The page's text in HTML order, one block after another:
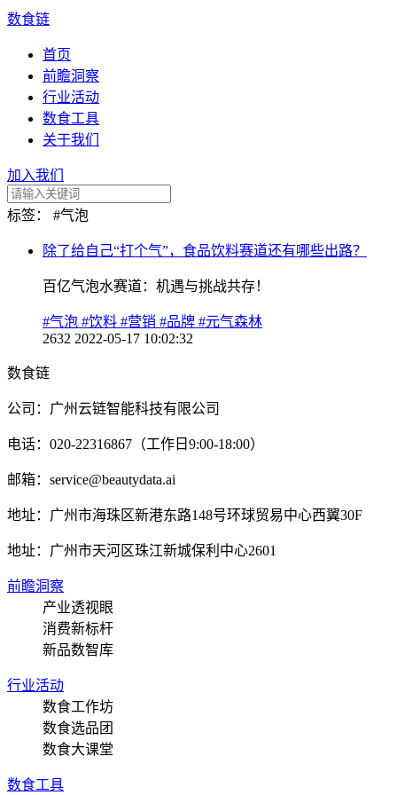
数食链
首页
前瞻洞察
行业活动
数食工具
关于我们
加入我们
标签： #气泡
除了给自己“打个气”，食品饮料赛道还有哪些出路？
百亿气泡水赛道：机遇与挑战共存！
#气泡 #饮料 #营销 #品牌 #元气森林
2632 2022-05-17 10:02:32
数食链
公司：广州云链智能科技有限公司
电话：020-22316867（工作日9:00-18:00）
邮箱：service@beautydata.ai
地址：广州市海珠区新港东路148号环球贸易中心西翼30F
地址： 广州市天河区珠江新城保利中心2601
前瞻洞察
产业透视眼
消费新标杆
新品数智库
行业活动
数食工作坊
数食选品团
数食大课堂
数食工具